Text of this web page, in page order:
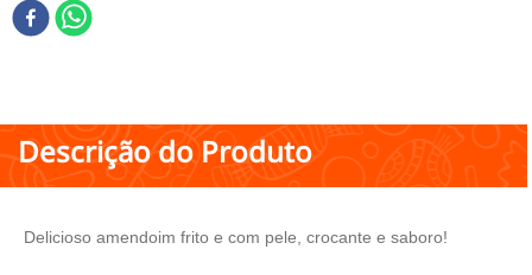
Descrição do Produto
Delicioso amendoim frito e com pele, crocante e saboro!